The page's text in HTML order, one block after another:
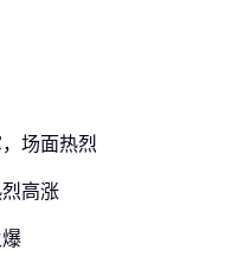
场面热烈
高涨